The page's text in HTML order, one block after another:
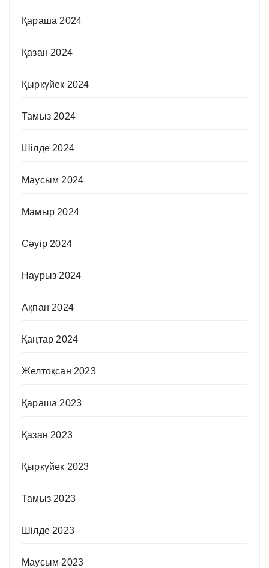
Қараша 2024
Қазан 2024
Қыркүйек 2024
Тамыз 2024
Шілде 2024
Маусым 2024
Мамыр 2024
Сәуір 2024
Наурыз 2024
Ақпан 2024
Қаңтар 2024
Желтоқсан 2023
Қараша 2023
Қазан 2023
Қыркүйек 2023
Тамыз 2023
Шілде 2023
Маусым 2023